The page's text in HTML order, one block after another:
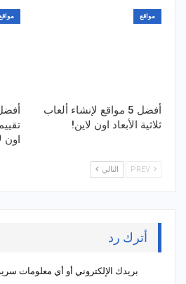
مواقع
أفضل 5 مواقع لإنشاء ألعاب
ثلاثية الأبعاد اون لاين!
اون
التالي
أترك رد
بريدك الإلكتروني أو أي معلومات